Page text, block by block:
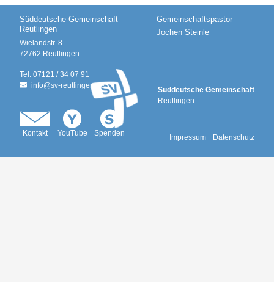
Süddeutsche Gemeinschaft
Reutlingen
Wielandstr. 8
72762 Reutlingen
Tel. 07121 / 34 07 91
info@sv-reutlingen.de
Gemeinschaftspastor
Jochen Steinle
Süddeutsche Gemeinschaft
Reutlingen
Impressum Datenschutz
Kontakt YouTube Spenden